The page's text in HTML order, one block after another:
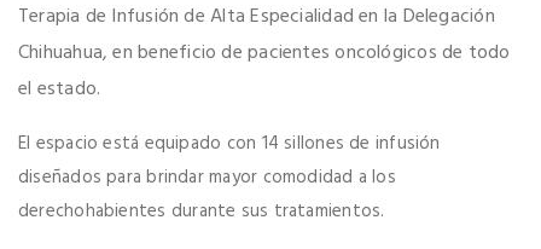
Terapia de Infusión de Alta Especialidad en la Delegación
Chihuahua, en beneficio de pacientes oncológicos de todo
el estado.
El espacio está equipado con 14 sillones de infusión
diseñados para brindar mayor comodidad a los
derechohabientes durante sus tratamientos.